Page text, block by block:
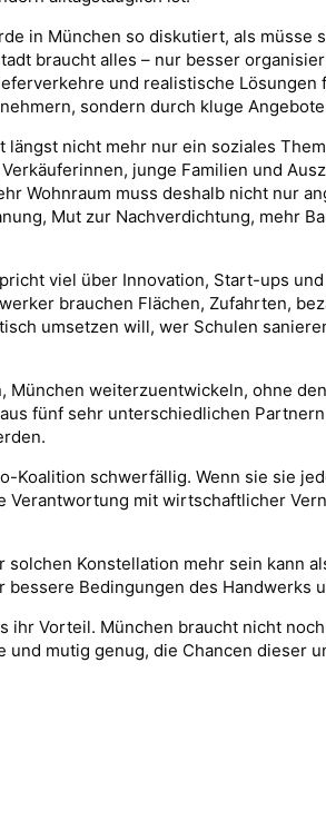
in München so diskutiert, als müsse
braucht alles – nur besser
und realistische
sondern durch kluge
nicht mehr nur ein soziales
junge Familien und
Wohnraum muss deshalb nicht nur
Mut zur Nachverdichtung, mehr
viel über Innovation, Start-ups
brauchen Flächen, Zufahrten,
umsetzen will, wer Schulen
weiterzuentwickeln, ohne
fünf sehr unterschiedlichen
schwerfällig. Wenn sie sie
mit wirtschaftlicher
Konstellation mehr sein kann
Bedingungen des Handwerks
Vorteil. München braucht nicht
mutig genug, die Chancen dieser